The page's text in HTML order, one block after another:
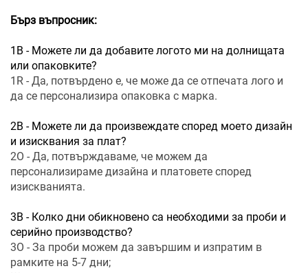
Бърз въпросник:
1В - Можете ли да добавите логото ми на долнищата
или опаковките?
1R - Да, потвърдено е, че може да се отпечата лого и
да се персонализира опаковка с марка.
2В - Можете ли да произвеждате според моето дизайн
и изисквания за плат?
2О - Да, потвърждаваме, че можем да
персонализираме дизайна и платовете според
изискванията.
3В - Колко дни обикновено са необходими за проби и
серийно производство?
3О - За проби можем да завършим и изпратим в
рамките на 5-7 дни;